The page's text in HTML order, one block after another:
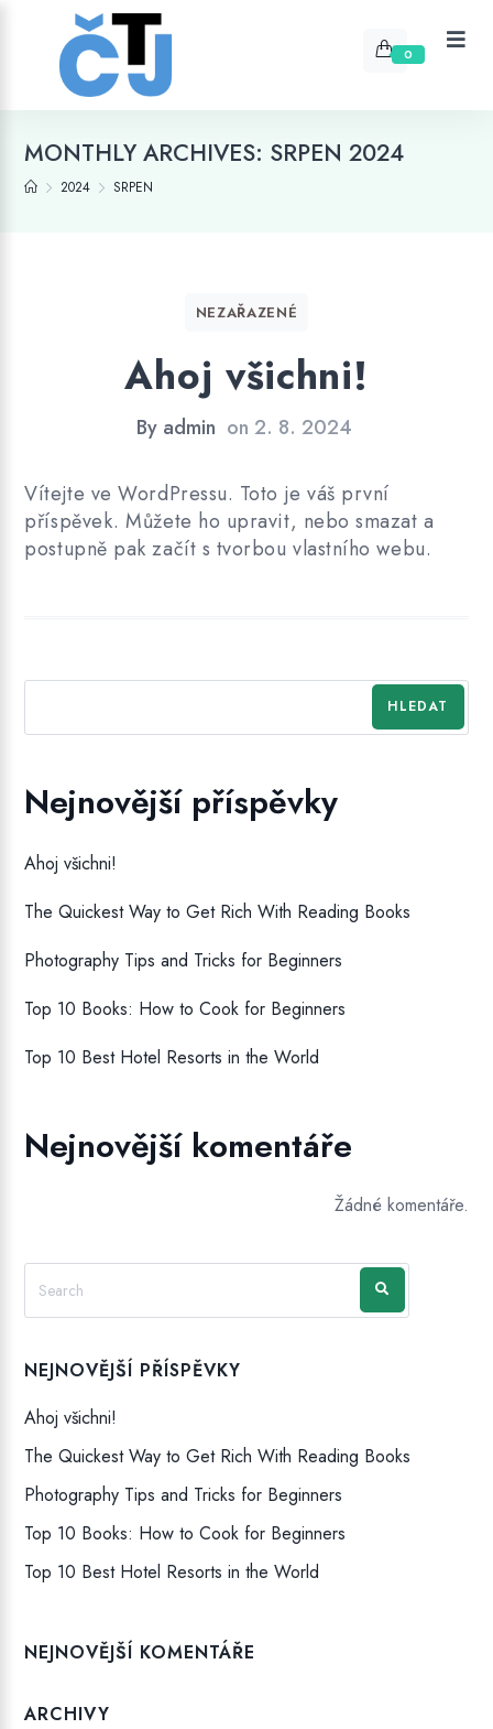
0
MONTHLY ARCHIVES: SRPEN 2024
2024 SRPEN
NEZAŘAZENÉ
Ahoj všichni!
By admin on 2. 8. 2024
Vítejte ve WordPressu. Toto je váš první
příspěvek. Můžete ho upravit, nebo smazat a
postupně pak začít s tvorbou vlastního webu.
HLEDAT
Nejnovější příspěvky
Ahoj všichni!
The Quickest Way to Get Rich With Reading Books
Photography Tips and Tricks for Beginners
Top 10 Books: How to Cook for Beginners
Top 10 Best Hotel Resorts in the World
Nejnovější komentáře
Žádné komentáře.
NEJNOVĚJŠÍ PŘÍSPĚVKY
Ahoj všichni!
The Quickest Way to Get Rich With Reading Books
Photography Tips and Tricks for Beginners
Top 10 Books: How to Cook for Beginners
Top 10 Best Hotel Resorts in the World
NEJNOVĚJŠÍ KOMENTÁŘE
ARCHIVY